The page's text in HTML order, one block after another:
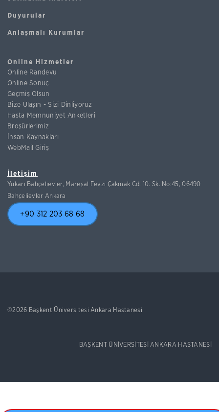
Duyurular
Anlaşmalı Kurumlar
Online Hizmetler
Online Randevu
Online Sonuç
Geçmiş Olsun
Bize Ulaşın - Sizi Dinliyoruz
Hasta Memnuniyet Anketleri
Broşürlerimiz
İnsan Kaynakları
WebMail Giriş
İletişim
Yukarı Bahçelievler, Mareşal Fevzi Çakmak Cd. 10. Sk. No:45, 06490
Bahçelievler Ankara
+90 312 203 68 68
©2026 Başkent Üniversitesi Ankara Hastanesi
BAŞKENT ÜNİVERSİTESİ ANKARA HASTANESİ